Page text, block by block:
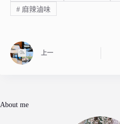
#麻辣滷味
上一
About me